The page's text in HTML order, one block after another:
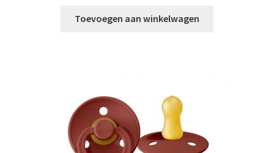
Toevoegen aan winkelwagen